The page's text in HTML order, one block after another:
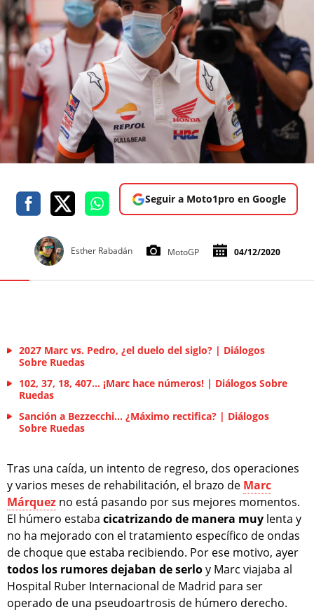
Seguir a Moto1pro en Google
Esther Rabadán MotoGP 04/12/2020
2027 Marc vs. Pedro, ¿el duelo del siglo? | Diálogos
Sobre Ruedas
102, 37, 18, 407... ¡Marc hace números! | Diálogos Sobre
Ruedas
Sanción a Bezzecchi… ¿Máximo rectifica? | Diálogos
Sobre Ruedas
Tras una caída, un intento de regreso, dos operaciones
y varios meses de rehabilitación, el brazo de Marc
Márquez no está pasando por sus mejores momentos.
El húmero estaba cicatrizando de manera muy lenta y
no ha mejorado con el tratamiento específico de ondas
de choque que estaba recibiendo. Por ese motivo, ayer
todos los rumores dejaban de serloy Marc viajaba al
Hospital Ruber Internacional de Madrid para ser
operado de una pseudoartrosis de húmero derecho.